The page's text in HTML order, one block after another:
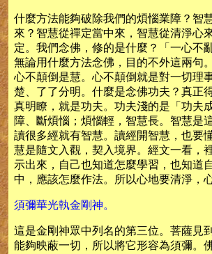
什麼方法能夠破除我們的煩惱業障？智
來？智慧從禪定當中來，智慧從清淨心
定。我們念佛，修的是什麼？「一心不
無論用什麼方法念佛，目的不外這兩句
心不顛倒是慧。心不顛倒就是對一切理
楚、了了分明。什麼是念佛功夫？真正
真明瞭，就是功夫。功夫淺的是「功夫
障、斷煩惱；煩惱輕，智慧長。智慧是
讀很多經就有智慧。讀經開智慧，也要
慧是隨文入觀，契入境界。經文一看，
示出來，自己也知道怎麼學習，也知道
中，應該怎麼作法。所以心地要清淨，
須彌華光執金剛神。
這是金剛神眾中列名的第三位。菩薩見
能夠映蔽一切，所以將它形容為須彌。